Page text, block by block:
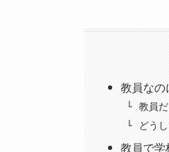
教員なの
教員
どう
教員で学